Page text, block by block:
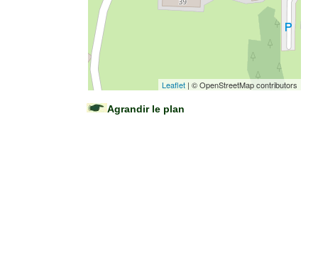
Leaflet | © OpenStreetMap contributors
Agrandir le plan